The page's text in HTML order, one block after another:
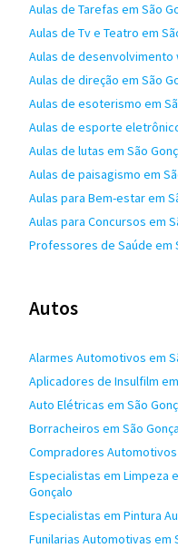
Aulas de Tarefas em São
Aulas de Tv e Teatro em
Aulas de desenvolvimento
Aulas de direção em São
Aulas de esoterismo em
Aulas de esporte
Aulas de lutas em São
Aulas de paisagismo em
Aulas para Bem-estar em
Aulas para Concursos em
Professores de Saúde em
Autos
Alarmes Automotivos em
Aplicadores de Insulfilm
Auto Elétricas em São
Borracheiros em São
Compradores Automotivos
Especialistas em Limpeza
Gonçalo
Especialistas em Pintura
Funilarias Automotivas em